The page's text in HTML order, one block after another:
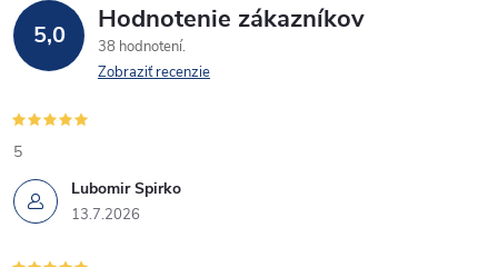
p
r
v
k
y
5,0 Hodnotenie zákazníkov
38 hodnotení
Zobraziť recenzie
Lubomir Spirko
13.7.2026
5